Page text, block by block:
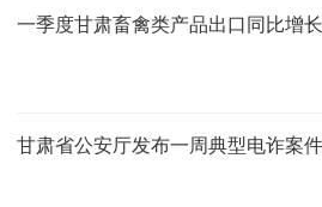
一季度甘肃畜禽类产品出口同比增
甘肃省公安厅发布一周典型电诈案